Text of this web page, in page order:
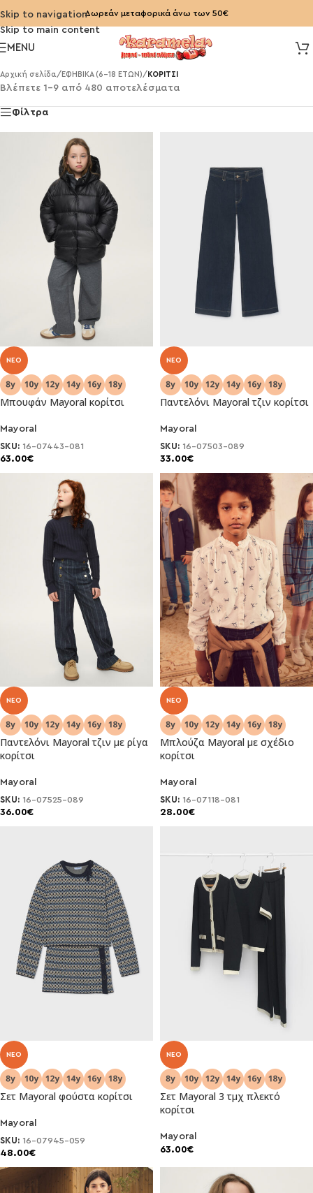
Skip to navigation
Skip to main content
Δωρεάν μεταφορικά άνω των 50€
MENU
Αρχική σελίδα/ ΕΦΗΒΙΚΑ (6-18 ΕΤΩΝ)/ ΚΟΡΙΤΣΙ
Βλέπετε 1–9 από 480 αποτελέσματα
Φίλτρα
NEO
Μπουφάν Μayoral κορίτσι
Mayoral
SKU: 16-07443-081
63.00€
NEO
Παντελόνι Μayoral τζιν κορίτσι
Mayoral
SKU: 16-07503-089
33.00€
NEO
Παντελόνι Μayoral τζιν με ρίγα
κορίτσι
Mayoral
SKU: 16-07525-089
36.00€
NEO
Μπλούζα Μayoral με σχέδιο
κορίτσι
Mayoral
SKU: 16-07118-081
28.00€
NEO
Σετ Μayoral φούστα κορίτσι
Mayoral
SKU: 16-07945-059
48.00€
NEO
Σετ Μayoral 3 τμχ πλεκτό
κορίτσι
Mayoral
63.00€